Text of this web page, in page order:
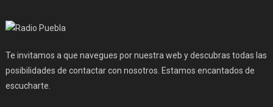
Te invitamos a que navegues por nuestra web y descubras todas las
posibilidades de contactar con nosotros. Estamos encantados de
escucharte.